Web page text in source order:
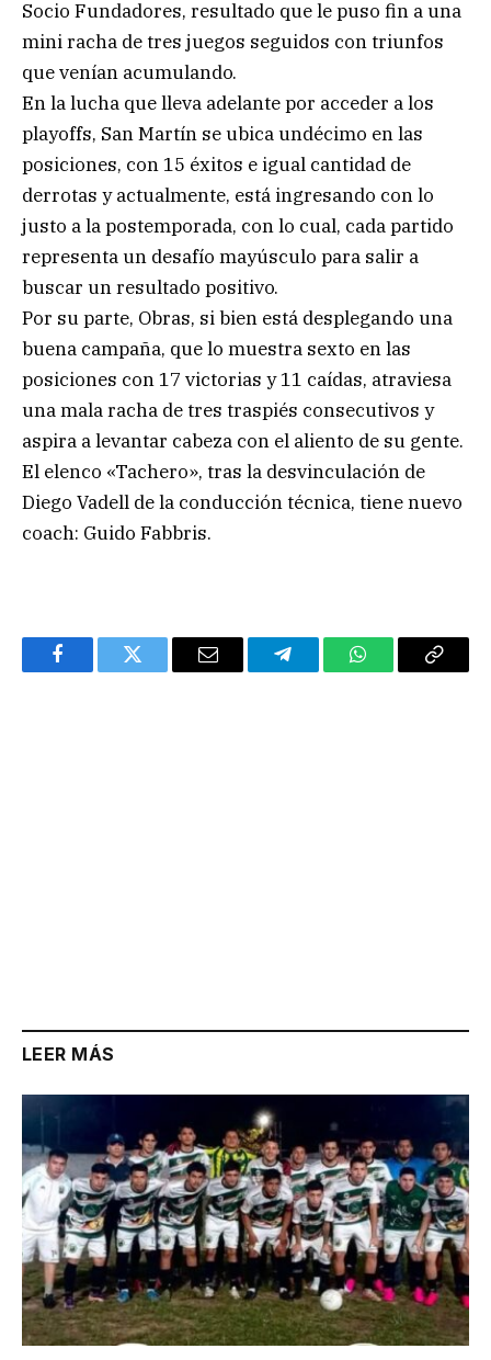
Socio Fundadores, resultado que le puso fin a una
mini racha de tres juegos seguidos con triunfos
que venían acumulando.
En la lucha que lleva adelante por acceder a los
playoffs, San Martín se ubica undécimo en las
posiciones, con 15 éxitos e igual cantidad de
derrotas y actualmente, está ingresando con lo
justo a la postemporada, con lo cual, cada partido
representa un desafío mayúsculo para salir a
buscar un resultado positivo.
Por su parte, Obras, si bien está desplegando una
buena campaña, que lo muestra sexto en las
posiciones con 17 victorias y 11 caídas, atraviesa
una mala racha de tres traspiés consecutivos y
aspira a levantar cabeza con el aliento de su gente.
El elenco «Tachero», tras la desvinculación de
Diego Vadell de la conducción técnica, tiene nuevo
coach: Guido Fabbris.
FacebookTwitter Email TelegramWhatsAppCopy
LEER MÁS